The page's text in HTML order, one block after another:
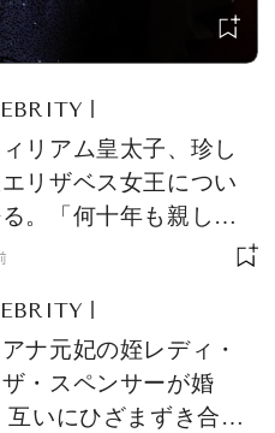
て着用。ウィリ
の元祖スーパー
リアム皇太子、珍し
エリザベス女王につい
。「何十年も親しい
はなかった」。離婚
ナ元妃の姪レディ・
・スペンサーが婚
互いにひざまずき合